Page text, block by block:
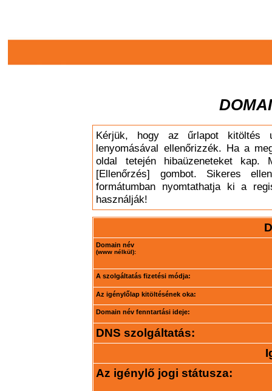
Kérjük, hogy az űrlapot kitöltés
lenyomásával ellenőrizzék. Ha a
oldal tetején hibaüzeneteket
[Ellenőrzés] gombot. Sikeres
formátumban nyomtathatja ki a
használják!
Domain név
(www nélkül):
A szolgáltatás fizetési módja:
Az igénylőlap kitöltésének oka:
Domain név fenntartási ideje:
DNS szolgáltatás:
Az igénylő jogi státusza: